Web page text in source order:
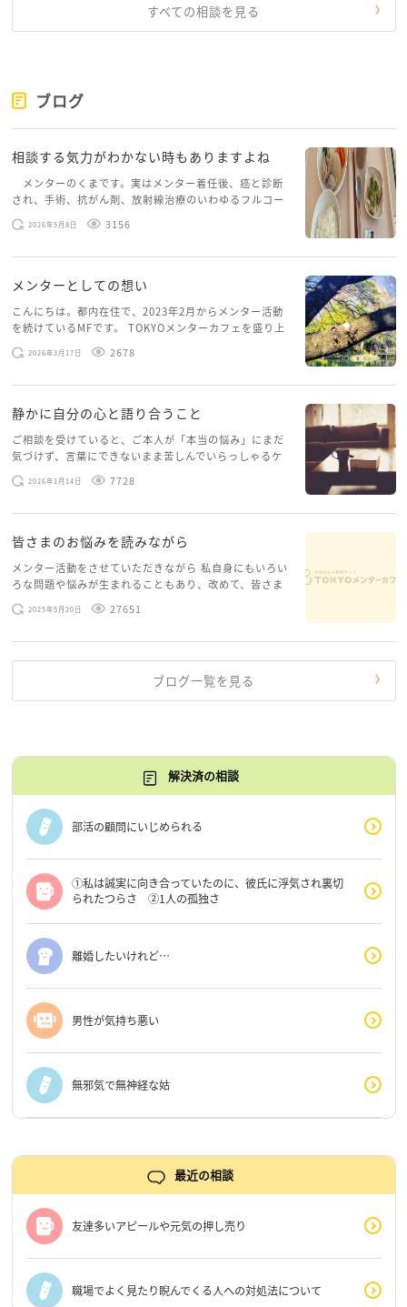
はないでしょうか？
心も身体も元気でないと、やりたい事や目標も達成で
きなくなってしまいます
SwitchのON,OFFが趣味などを通してできると良いの
かなと思います
好きなことは何ですか？
少しでもりーさんのお力に添えると嬉しいです
すべての相談を見る
ブログ
相談する気力がわかない時もありますよね
メンターのくまです。実はメンター着任後、癌と診断
され、手術、抗がん剤、放射線治療のいわゆるフルコー
スを体験していて、しばらくメンターカフェに来られて
いませんでした。体力だけでなく、気力も落ちパソコン
2026年5月8日 3156
メンターとしての想い
こんにちは。都内在住で、2023年2月からメンター活動
を続けているMFです。 TOKYOメンターカフェを盛り上
げたいという想いから、勇気を出して初めてブログを投
稿してみようと思います。少し自分のことを書いてみま
2026年3月17日 2678
静かに自分の心と語り合うこと
ご相談を受けていると、ご本人が「本当の悩み」にまだ
気づけず、言葉にできないまま苦しんでいらっしゃるケ
ースがありますお悩みというのは、心の深いところ（深
層心理）に触れることで、まったく違う角度から解決の
2026年1月14日 7728
皆さまのお悩みを読みながら
メンター活動をさせていただきながら 私自身にもいろい
ろな問題や悩みが生まれることもあり、改めて、皆さま
のお悩みを読みながら 「みんな、もがいてる。わたし
だけじゃないんだな」と、逆に励まされるような日々で
2025年5月20日 27651
ブログ一覧を見る
解決済の相談
部活の顧問にいじめられる
①私は誠実に向き合っていたのに、彼氏に浮気され裏切
られたつらさ ②1人の孤独さ
離婚したいけれど…
男性が気持ち悪い
無邪気で無神経な姑
最近の相談
友達多いアピールや元気の押し売り
職場でよく見たり睨んでくる人への対処法について